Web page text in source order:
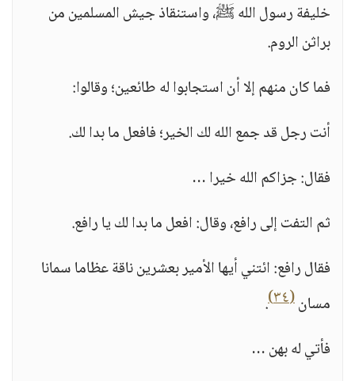
خليفة رسول الله ﷺ، واستنقاذ جيش المسلمين من
براثن الروم.
فما كان منهم إلا أن استجابوا له طائعين؛ وقالوا:
أنت رجل قد جمع الله لك الخير؛ فافعل ما بدا لك.
فقال: جزاكم الله خيرا …
ثم التفت إلى رافع، وقال: افعل ما بدا لك يا رافع.
فقال رافع: ائتني أيها الأمير بعشرين ناقة عظاما سمانا
مسان(٣٤)
.
فأتي له بهن …